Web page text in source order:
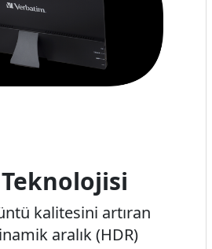
Teknolojisi
kalitesini artıran
aralık (HDR)